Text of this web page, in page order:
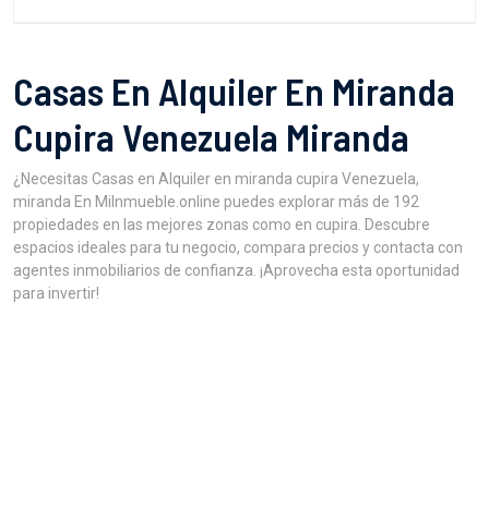
Casas En Alquiler En Miranda
Cupira Venezuela Miranda
¿Necesitas Casas en Alquiler en miranda cupira Venezuela,
miranda En MiInmueble.online puedes explorar más de 192
propiedades en las mejores zonas como en cupira. Descubre
espacios ideales para tu negocio, compara precios y contacta con
agentes inmobiliarios de confianza. ¡Aprovecha esta oportunidad
para invertir!